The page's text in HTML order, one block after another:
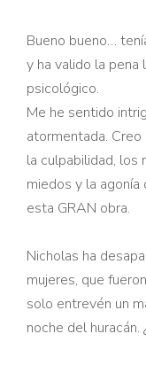
Bueno bueno…
y ha valido la pena
psicológico.
Me he sentido
atormentada.
la culpabilidad,
miedos y la
esta GRAN obra.
Nicholas ha
mujeres, que
solo entrevén un
noche del